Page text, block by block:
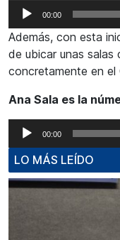
Reproductor
de
audio
00:00
Además, con esta
de ubicar unas salas
concretamente en el
Ana Sala es la
Reproductor
de
audio
00:00
LO MÁS LEÍDO